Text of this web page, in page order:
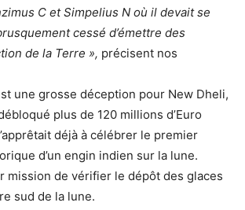
C et Simpelius N où il devait se
cessé d’émettre des
de la Terre », précisent nos
une grosse déception pour New Dheli,
plus de 120 millions d’Euro
déjà à célébrer le premier
d’un engin indien sur la lune.
mission de vérifier le dépôt des glaces
sud de la lune.